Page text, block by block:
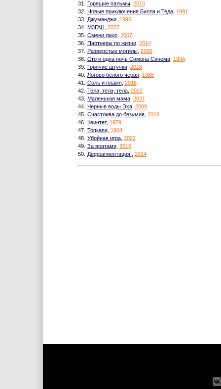
31.
Горящие пальмы, 2010
32. Новые приключения Билла и Теда, 1991
33.
Джуманджи, 1996
34. М3ГАН 2022
35. Смени лицо, 2007
36. Партнеры по жизни, 2014
37. Разверстые могилы, 2009
38. Сто и одна ночь Симона Синема, 1994
39. Горячие штучки, 2018
40.
Логово белого червя, 1988
41.
Соль и пламя, 2016
42. Тела, тела, тела, 2022
43. Маленькая мама, 2021
44. Черные воды Эха, 2009
45. Счастлива до безумия, 2010
46. Квинтет, 1979
47. Топкапи, 1964
48. Убойная игра, 2022
49. За вратами, 2016
50.
Дефрагментация! 2014